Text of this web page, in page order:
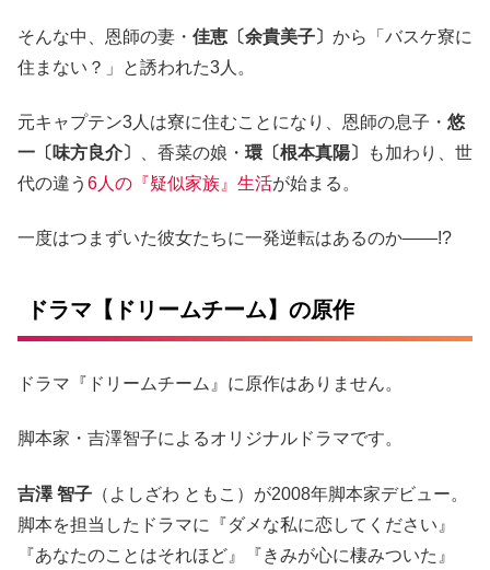
そんな中、恩師の妻・ 佳恵〔余貴美子〕 から「バスケ寮に
住まない？」と誘われた3人。
元キャプテン3人は寮に住むことになり、恩師の息子・ 悠
一〔味方良介〕
、香菜の娘・ 環〔根本真陽〕
も加わり、世
代の違う 6人の『疑似家族』生活が始まる。
一度はつまずいた彼女たちに一発逆転はあるのか――!?
ドラマ【ドリームチーム】の原作
ドラマ『ドリームチーム』に原作はありません。
脚本家・吉澤智子によるオリジナルドラマです。
吉澤 智子 （よしざわ ともこ）が2008年脚本家デビュー。
脚本を担当したドラマに『ダメな私に恋してください』
『あなたのことはそれほど』『きみが心に棲みついた』